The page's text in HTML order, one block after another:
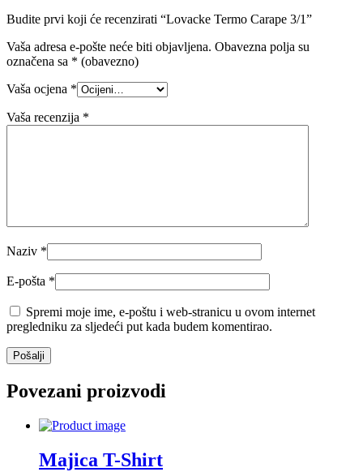
Budite prvi koji će recenzirati “Lovacke Termo Carape 3/1”
Vaša adresa e-pošte neće biti objavljena. Obavezna polja su
označena sa * (obavezno)
Vaša ocjena *
Vaša recenzija *
Naziv *
E-pošta *
Spremi moje ime, e-poštu i web-stranicu u ovom internet
pregledniku za sljedeći put kada budem komentirao.
Povezani proizvodi
Majica T-Shirt